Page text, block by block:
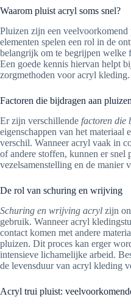
Waarom pluist acryl soms snel?
Pluizen zijn een
elementen spelen een rol in de
belangrijk om te begrijpen welke
Een goede kennis hiervan helpt
zorgmethoden voor acryl kleding.
Factoren die bijdragen aan pluizen
Er zijn verschillende factoren die
eigenschappen van het materiaal
verschil. Wanneer acryl vaak in
of andere stoffen, kunnen er snel
vezelsamenstelling en de manier
De rol van schuring en wrijving
Schuring en wrijving acryl zijn
gebruik. Wanneer acryl
contact komen met andere
pluizen. Dit proces kan erger
intensieve lichamelijke arbeid.
de levensduur van acryl kleding
Acryl trui pluist: